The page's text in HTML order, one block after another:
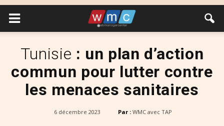
Tunisie : un plan d’action
commun pour lutter contre
les menaces sanitaires
6 décembre 2023 Par : WMC avec TAP